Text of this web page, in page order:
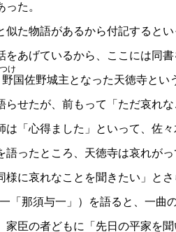
た。
た物語があるから付記すると
あげているから、ここには同書
け
国佐野城主となった天徳寺とい
らせたが、前もって「ただ哀れ
は「心得ました」といって、佐々
ったところ、天徳寺は哀れがっ
に哀れなことを聞きたい」とさ
「那須与一」）を語ると、一曲
家臣の者どもに「先日の平家を